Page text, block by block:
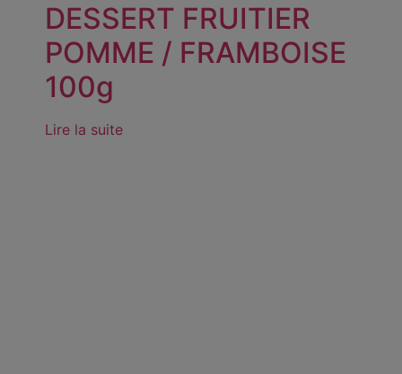
DESSERT FRUITIER
POMME / FRAMBOISE
100g
Lire la suite